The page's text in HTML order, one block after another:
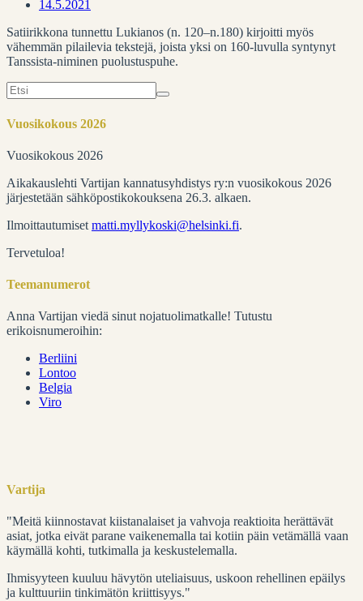
14.5.2021
Satiirikkona tunnettu Lukianos (n. 120–n.180) kirjoitti myös
vähemmän pilailevia tekstejä, joista yksi on 160-luvulla syntynyt
Tanssista-niminen puolustuspuhe.
Search
for:
Vuosikokous 2026
Vuosikokous 2026
Aikakauslehti Vartijan kannatusyhdistys ry:n vuosikokous 2026
järjestetään sähköpostikokouksena 26.3. alkaen.
Ilmoittautumiset matti.myllykoski@helsinki.fi.
Tervetuloa!
Teemanumerot
Anna Vartijan viedä sinut nojatuolimatkalle! Tutustu
erikoisnumeroihin:
Berliini
Lontoo
Belgia
Viro
Vartija
"Meitä kiinnostavat kiistanalaiset ja vahvoja reaktioita herättävät
asiat, jotka eivät parane vaikenemalla tai kotiin päin vetämällä vaan
käymällä kohti, tutkimalla ja keskustelemalla.
Ihmisyyteen kuuluu hävytön uteliaisuus, uskoon rehellinen epäilys
ja kulttuuriin tinkimätön kriittisyys."